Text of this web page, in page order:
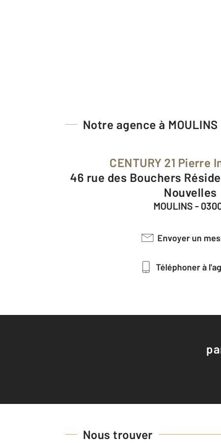
Notre agence à MOULINS
CENTURY 21
46 rue des Bouchers Résidence des Galeries
Nouvelles
MOULINS -
Envoyer un
Téléphoner à
Nous trouver